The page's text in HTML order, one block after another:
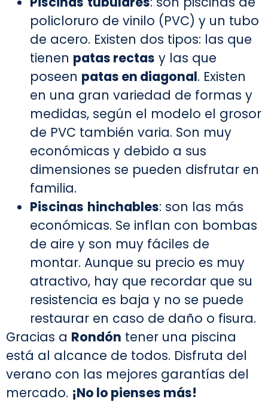
policloruro de vinilo (PVC) y un tubo
de acero. Existen dos tipos: las que
tienen patas rectas y las que
poseen patas en diagonal. Existen
en una gran variedad de formas y
medidas, según el modelo el grosor
de PVC también varia. Son muy
económicas y debido a sus
dimensiones se pueden disfrutar en
familia.
Piscinas hinchables: son las más
económicas. Se inflan con bombas
de aire y son muy fáciles de
montar. Aunque su precio es muy
atractivo, hay que recordar que su
resistencia es baja y no se puede
restaurar en caso de daño o fisura.
Gracias a Rondón tener una piscina
está al alcance de todos. Disfruta del
verano con las mejores garantías del
mercado. ¡No lo pienses más!